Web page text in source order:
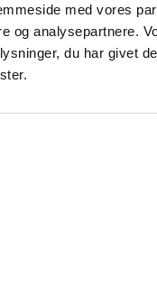
med vores
og analysepartnere.
du har givet